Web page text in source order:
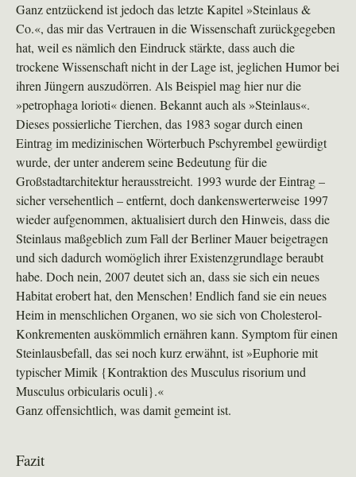
Ganz entzückend ist jedoch das letzte Kapitel »Steinlaus &
Co.«, das mir das Vertrauen in die Wissenschaft zurückgegeben
hat, weil es nämlich den Eindruck stärkte, dass auch die
trockene Wissenschaft nicht in der Lage ist, jeglichen Humor bei
ihren Jüngern auszudörren. Als Beispiel mag hier nur die
»petrophaga lorioti« dienen. Bekannt auch als »Steinlaus«.
Dieses possierliche Tierchen, das 1983 sogar durch einen
Eintrag im medizinischen Wörterbuch Pschyrembel gewürdigt
wurde, der unter anderem seine Bedeutung für die
Großstadtarchitektur herausstreicht. 1993 wurde der Eintrag –
sicher versehentlich – entfernt, doch dankenswerterweise 1997
wieder aufgenommen, aktualisiert durch den Hinweis, dass die
Steinlaus maßgeblich zum Fall der Berliner Mauer beigetragen
und sich dadurch womöglich ihrer Existenzgrundlage beraubt
habe. Doch nein, 2007 deutet sich an, dass sie sich ein neues
Habitat erobert hat, den Menschen! Endlich fand sie ein neues
Heim in menschlichen Organen, wo sie sich von Cholesterol-
Konkrementen auskömmlich ernähren kann. Symptom für einen
Steinlausbefall, das sei noch kurz erwähnt, ist »Euphorie mit
typischer Mimik {Kontraktion des Musculus risorium und
Musculus orbicularis oculi}.«
Ganz offensichtlich, was damit gemeint ist.
Fazit